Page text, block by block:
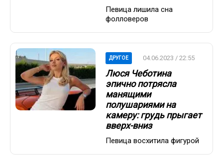
Певица лишила сна
фолловеров
ДРУГОЕ 04.06.2023 / 22:55
Люся Чеботина
эпично потрясла
манящими
полушариями на
камеру: грудь прыгает
вверх-вниз
Певица восхитила фигурой